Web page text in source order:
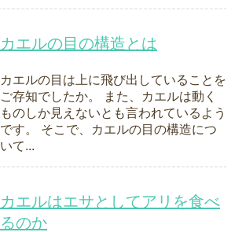
カエルの目の構造とは
カエルの目は上に飛び出していることを
ご存知でしたか。 また、カエルは動く
ものしか見えないとも言われているよう
です。 そこで、カエルの目の構造につ
いて...
カエルはエサとしてアリを食べ
るのか